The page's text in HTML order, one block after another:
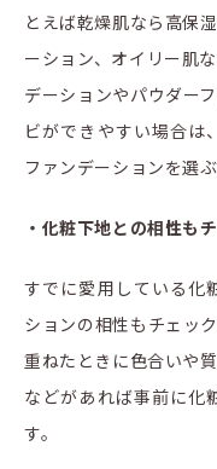
とえば乾燥肌なら高保
ーション、オイリー肌
デーションやパウダー
ビができやすい場合は
ファンデーションを選
・化粧下地との相性も
すでに愛用している化
ションの相性もチェッ
重ねたときに色合いや
などがあれば事前に化
す。